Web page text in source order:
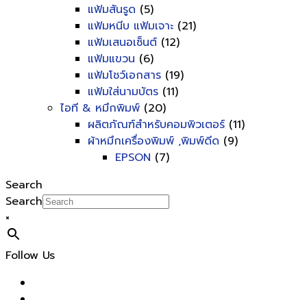
แฟ้มสันรูด (5)
แฟ้มหนีบ แฟ้มเจาะ (21)
แฟ้มเสนอเซ็นต์ (12)
แฟ้มแขวน (6)
แฟ้มโชว์เอกสาร (19)
แฟ้มใส่นามบัตร (11)
ไอที & หมึกพิมพ์ (20)
ผลิตภัณฑ์สำหรับคอมพิวเตอร์ (11)
ผ้าหมึกเครื่องพิมพ์ ,พิมพ์ดีด (9)
EPSON (7)
Search
Search
×
Follow Us